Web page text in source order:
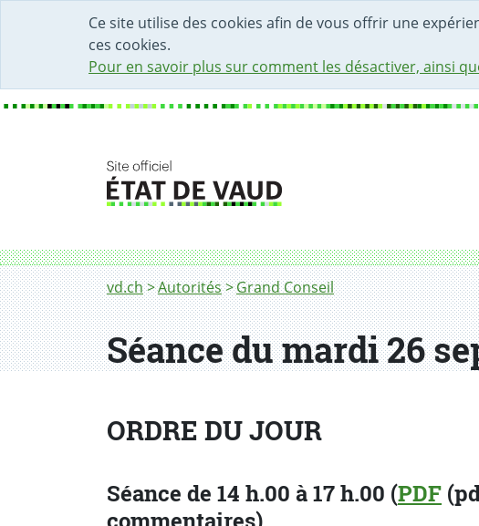
Ce site utilise des cookies afin de vous offrir une
ces cookies.
Pour en savoir plus sur comment les désactiver, ainsi
DÉBUT DU CONTENU DE LA PAGE
ACCÈS AU CHAMP DE RECHERCHE
PAGE D'ACCUEIL
FORMULAIRE DE CONTACT
Fil d'Ariane
vd.ch Autorités Grand Conseil
Séance du mardi 26
ORDRE DU JOUR
Séance de 14 h.00 à 17 h.00 (PDF